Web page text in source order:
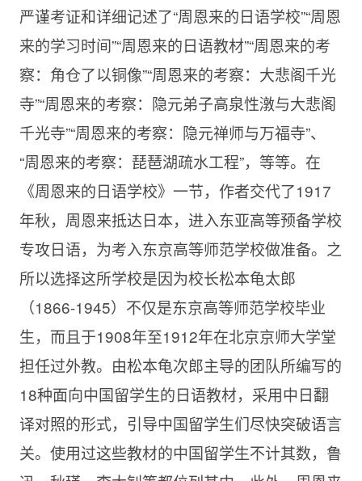
严谨考证和详细记述了“周恩来的日语学校”“周恩
来的学习时间”“周恩来的日语教材”“周恩来的考
察：角仓了以铜像”“周恩来的考察：大悲阁千光
寺”“周恩来的考察：隐元弟子高泉性潡与大悲阁
千光寺”“周恩来的考察：隐元禅师与万福寺”、
“周恩来的考察：琵琶湖疏水工程”，等等。在
《周恩来的日语学校》一节，作者交代了1917
年秋，周恩来抵达日本，进入东亚高等预备学校
专攻日语，为考入东京高等师范学校做准备。之
所以选择这所学校是因为校长松本龟太郎
（1866-1945）不仅是东京高等师范学校毕业
生，而且于1908年至1912年在北京京师大学堂
担任过外教。由松本龟次郎主导的团队所编写的
18种面向中国留学生的日语教材，采用中日翻
译对照的形式，引导中国留学生们尽快突破语言
关。使用过这些教材的中国留学生不计其数，鲁